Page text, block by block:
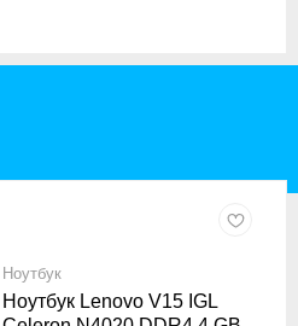
Ноутбук
Ноутбук Lenovo V15 IGL